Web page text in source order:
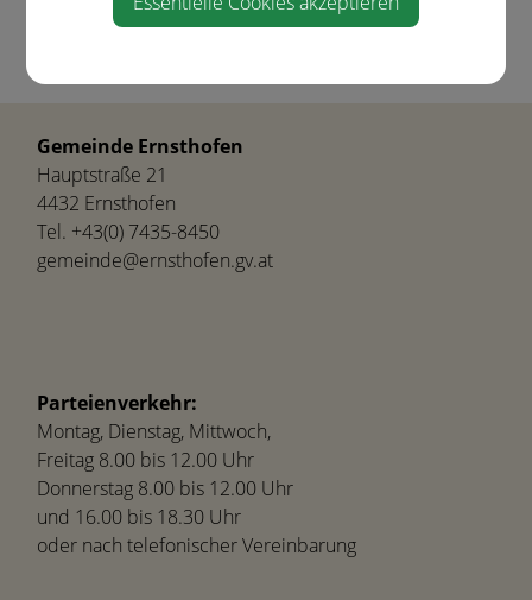
Freizeit/Sport
Gemeinde Ernsthofen
Hauptstraße 21
4432 Ernsthofen
Tel. +43(0) 7435-8450
gemeinde@ernsthofen.gv.at
Parteienverkehr:
Montag, Dienstag, Mittwoch,
Freitag 8.00 bis 12.00 Uhr
Donnerstag 8.00 bis 12.00 Uhr
und 16.00 bis 18.30 Uhr
oder nach telefonischer Vereinbarung